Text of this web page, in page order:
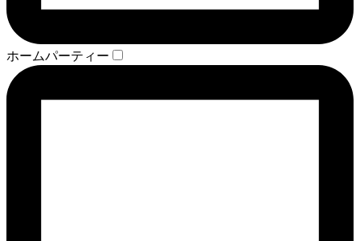
ホームパーティー